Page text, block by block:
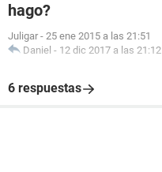
hago?
Juligar - 25 ene 2015 a las 21:51
Daniel - 12 dic 2017 a las 21:12
6 respuestas